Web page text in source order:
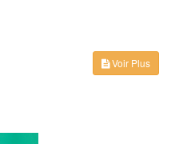
Voir Plus